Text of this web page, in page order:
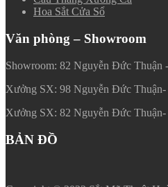
Hoa Sắt Cửa Sổ
Văn phòng – Showroom
Showroom: 82 Nguyễn Đức Thuận
Xưởng SX: 98 Nguyễn Đức
Xưởng SX: 82 Nguyễn Đức
BẢN ĐỒ